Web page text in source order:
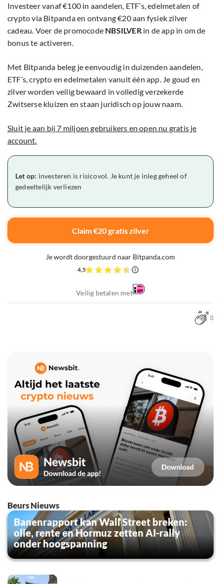
Investeer vanaf €100 in aandelen, ETF’s, edelmetalen of
crypto via Bitpanda en ontvang €20 aan fysiek zilver
cadeau. Voer de promocode NBSILVERin de app in om de
bonus te activeren.
Met Bitpanda beleg je eenvoudig in duizenden aandelen,
ETF’s, crypto en edelmetalen vanuit één app. Je goud en
zilver worden veilig bewaard in volledig verzekerde
Zwitserse kluizen en staan juridisch op jouw naam.
Sluit je aan bij 7 miljoen gebruikers en open nu gratis je
account.
Let op: investeren is risicovol. Je kunt je inleg geheel of
gedeeltelijk verliezen
Claim €20 gratis zilver
Je wordt doorgestuurd naar Bitpanda.com
4,5
Veilig betalen met
0
Beurs Nieuws
Banenrapport kan Wall Street breken:
olie, rente en Hormuz zetten AI-rally
onder hoogspanning